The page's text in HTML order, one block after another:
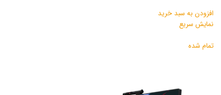
افزودن به سبد خرید
نمایش سریع
تمام شده